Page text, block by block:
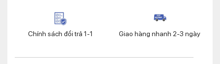
Chính sách đổi trả 1-1 Giao hàng nhanh 2-3 ngày